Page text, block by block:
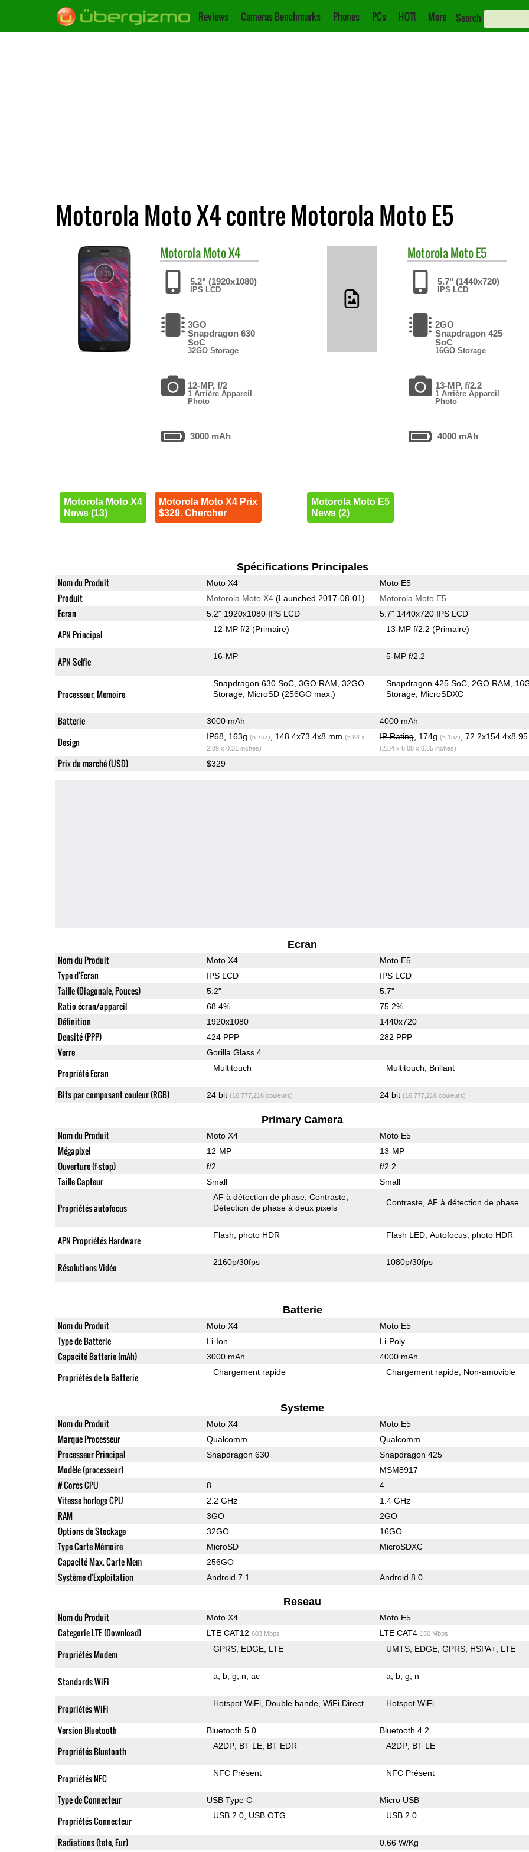
Reviews Cameras Benchmarks Phones PCs HOT! More Search
Motorola Moto X4 contre Motorola Moto E5
MotorolaMoto X4
5.2" (1920x1080)
IPS LCD
3GO
Snapdragon 630
SoC
32GO Storage
12-MP, f/2
1 Arrière Appareil
Photo
3000 mAh
Motorola Moto X4
News (13)
Motorola Moto X4 Prix
$329. Chercher
MotorolaMoto E5
5.7" (1440x720)
IPS LCD
2GO
Snapdragon 425
SoC
16GO Storage
13-MP, f/2.2
1 Arrière Appareil
Photo
4000 mAh
Motorola Moto E5
News (2)
Spécifications Principales
Nom du Produit Moto X4 Moto E5
Produit Motorola Moto X4(Launched 2017-08-01) Motorola Moto E5
Ecran 5.2" 1920x1080 IPS LCD 5.7" 1440x720 IPS LCD
APN Principal 12-MP f/2(Primaire) 13-MP f/2.2(Primaire)
APN Selfie 16-MP 5-MP f/2.2
Processeur, Memoire
Snapdragon 630 SoC 3GO RAM 32GO
Storage MicroSD (256GO max.)
Snapdragon 425 SoC 2GO RAM
Storage MicroSDXC
Batterie 3000 mAh 4000 mAh
Design IP68, 163g (5.7oz) , 148.4x73.4x8 mm (5.84 x
2.89 x 0.31 inches)
IP Rating, 174g (6.1oz) ,
(2.84 x 6.08 x 0.35 inches)
Prix du marché (USD) $329
Ecran
Nom du Produit Moto X4 Moto E5
Type d'Ecran IPS LCD IPS LCD
Taille (Diagonale, Pouces) 5.2" 5.7"
Ratio écran/appareil 68.4% 75.2%
Définition 1920x1080 1440x720
Densité (PPP) 424 PPP 282 PPP
Verre Gorilla Glass 4
Propriété Ecran Multitouch Multitouch Brillant
Bits par composant couleur (RGB) 24 bit (16,777,216 couleurs) 24 bit (16,777,216 couleurs)
Primary Camera
Nom du Produit Moto X4 Moto E5
Mégapixel 12-MP 13-MP
Ouverture (f-stop) f/2 f/2.2
Taille Capteur Small Small
Propriétés autofocus
AF à détection de phase Contraste
Détection de phase à deux pixels
Contraste AF à détection de phase
APN Propriétés Hardware Flash photo HDR Flash LED Autofocus photo HDR
Résolutions Vidéo 2160p/30fps 1080p/30fps
Batterie
Nom du Produit Moto X4 Moto E5
Type de Batterie Li-Ion Li-Poly
Capacité Batterie (mAh) 3000 mAh 4000 mAh
Propriétés de la Batterie Chargement rapide Chargement rapide Non-amovible
Systeme
Nom du Produit Moto X4 Moto E5
Marque Processeur Qualcomm Qualcomm
Processeur Principal Snapdragon 630 Snapdragon 425
Modèle (processeur) MSM8917
# Cores CPU 8 4
Vitesse horloge CPU 2.2 GHz 1.4 GHz
RAM 3GO 2GO
Options de Stockage 32GO 16GO
Type Carte Mémoire MicroSD MicroSDXC
Capacité Max. Carte Mem 256GO
Système d'Exploitation Android 7.1 Android 8.0
Reseau
Nom du Produit Moto X4 Moto E5
Categorie LTE (Download) LTE CAT12 603 Mbps LTE CAT4 150 Mbps
Propriétés Modem GPRS EDGE LTE UMTS EDGE GPRS HSPA+ LTE
Standards WiFi a b g n ac a b g n
Propriétés WiFi Hotspot WiFi Double bande WiFi Direct Hotspot WiFi
Version Bluetooth Bluetooth 5.0 Bluetooth 4.2
Propriétés Bluetooth A2DP BT LE BT EDR A2DP BT LE
Propriétés NFC NFC Présent NFC Présent
Type de Connecteur USB Type C Micro USB
Propriétés Connecteur USB 2.0 USB OTG USB 2.0
Radiations (tete, Eur) 0.66 W/Kg